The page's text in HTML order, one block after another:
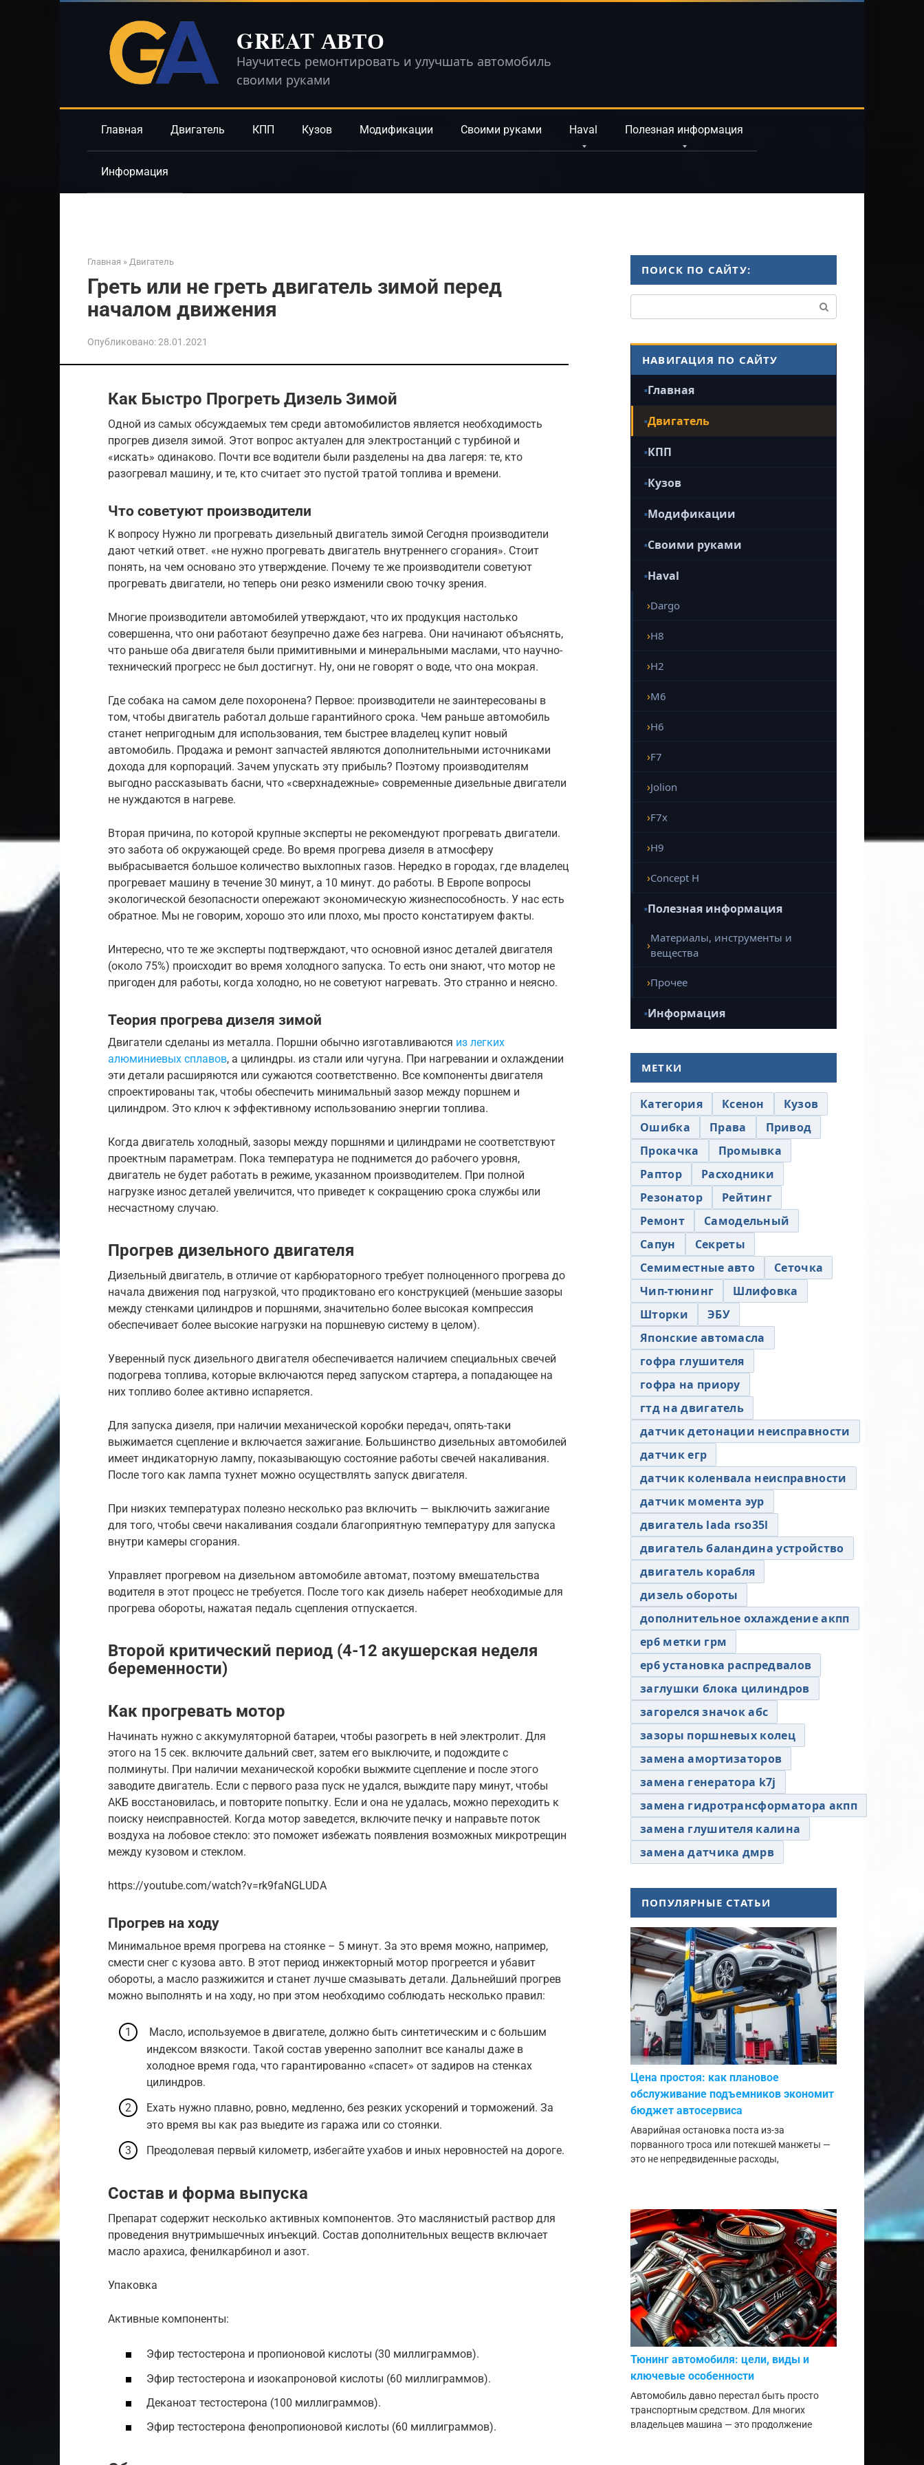
GREAT АВТО
Научитесь ремонтировать и улучшать автомобиль
своими руками
Главная Двигатель КПП Кузов Модификации Своими руками Haval Полезная информация
Информация
Главная » Двигатель
Греть или не греть двигатель зимой перед
началом движения
Опубликовано:28.01.2021
Как Быстро Прогреть Дизель Зимой
Одной из самых обсуждаемых тем среди автомобилистов является необходимость
прогрев дизеля зимой. Этот вопрос актуален для электростанций с турбиной и
«искать» одинаково. Почти все водители были разделены на два лагеря: те, кто
разогревал машину, и те, кто считает это пустой тратой топлива и времени.
Что советуют производители
К вопросу Нужно ли прогревать дизельный двигатель зимой Сегодня производители
дают четкий ответ. «не нужно прогревать двигатель внутреннего сгорания». Стоит
понять, на чем основано это утверждение. Почему те же производители советуют
прогревать двигатели, но теперь они резко изменили свою точку зрения.
Многие производители автомобилей утверждают, что их продукция настолько
совершенна, что они работают безупречно даже без нагрева. Они начинают объяснять,
что раньше оба двигателя были примитивными и минеральными маслами, что научно-
технический прогресс не был достигнут. Ну, они не говорят о воде, что она мокрая.
Где собака на самом деле похоронена? Первое: производители не заинтересованы в
том, чтобы двигатель работал дольше гарантийного срока. Чем раньше автомобиль
станет непригодным для использования, тем быстрее владелец купит новый
автомобиль. Продажа и ремонт запчастей являются дополнительными источниками
дохода для корпораций. Зачем упускать эту прибыль? Поэтому производителям
выгодно рассказывать басни, что «сверхнадежные» современные дизельные двигатели
не нуждаются в нагреве.
Вторая причина, по которой крупные эксперты не рекомендуют прогревать двигатели.
это забота об окружающей среде. Во время прогрева дизеля в атмосферу
выбрасывается большое количество выхлопных газов. Нередко в городах, где владелец
прогревает машину в течение 30 минут, а 10 минут. до работы. В Европе вопросы
экологической безопасности опережают экономическую жизнеспособность. У нас есть
обратное. Мы не говорим, хорошо это или плохо, мы просто констатируем факты.
Интересно, что те же эксперты подтверждают, что основной износ деталей двигателя
(около 75%) происходит во время холодного запуска. То есть они знают, что мотор не
пригоден для работы, когда холодно, но не советуют нагревать. Это странно и неясно.
Теория прогрева дизеля зимой
Двигатели сделаны из металла. Поршни обычно изготавливаются из легких
алюминиевых сплавов, а цилиндры. из стали или чугуна. При нагревании и охлаждении
эти детали расширяются или сужаются соответственно. Все компоненты двигателя
спроектированы так, чтобы обеспечить минимальный зазор между поршнем и
цилиндром. Это ключ к эффективному использованию энергии топлива.
Когда двигатель холодный, зазоры между поршнями и цилиндрами не соответствуют
проектным параметрам. Пока температура не поднимется до рабочего уровня,
двигатель не будет работать в режиме, указанном производителем. При полной
нагрузке износ деталей увеличится, что приведет к сокращению срока службы или
несчастному случаю.
Прогрев дизельного двигателя
Дизельный двигатель, в отличие от карбюраторного требует полноценного прогрева до
начала движения под нагрузкой, что продиктовано его конструкцией (меньшие зазоры
между стенками цилиндров и поршнями, значительно более высокая компрессия
обеспечивает более высокие нагрузки на поршневую систему в целом).
Уверенный пуск дизельного двигателя обеспечивается наличием специальных свечей
подогрева топлива, которые включаются перед запуском стартера, а попадающее на
них топливо более активно испаряется.
Для запуска дизеля, при наличии механической коробки передач, опять-таки
выжимается сцепление и включается зажигание. Большинство дизельных автомобилей
имеет индикаторную лампу, показывающую состояние работы свечей накаливания.
После того как лампа тухнет можно осуществлять запуск двигателя.
При низких температурах полезно несколько раз включить — выключить зажигание
для того, чтобы свечи накаливания создали благоприятную температуру для запуска
внутри камеры сгорания.
Управляет прогревом на дизельном автомобиле автомат, поэтому вмешательства
водителя в этот процесс не требуется. После того как дизель наберет необходимые для
прогрева обороты, нажатая педаль сцепления отпускается.
Второй критический период (4-12 акушерская неделя
беременности)
Как прогревать мотор
Начинать нужно с аккумуляторной батареи, чтобы разогреть в ней электролит. Для
этого на 15 сек. включите дальний свет, затем его выключите, и подождите с
полминуты. При наличии механической коробки выжмите сцепление и после этого
заводите двигатель. Если с первого раза пуск не удался, выждите пару минут, чтобы
АКБ восстановилась, и повторите попытку. Если и она не удалась, можно переходить к
поиску неисправностей. Когда мотор заведется, включите печку и направьте поток
воздуха на лобовое стекло: это поможет избежать появления возможных микротрещин
между кузовом и стеклом.
https://youtube.com/watch?v=rk9faNGLUDA
Прогрев на ходу
Минимальное время прогрева на стоянке – 5 минут. За это время можно, например,
смести снег с кузова авто. В этот период инжекторный мотор прогреется и убавит
обороты, а масло разжижится и станет лучше смазывать детали. Дальнейший прогрев
можно выполнять и на ходу, но при этом необходимо соблюдать несколько правил:
Масло, используемое в двигателе, должно быть синтетическим и с большим
индексом вязкости. Такой состав уверенно заполнит все каналы даже в
холодное время года, что гарантированно «спасет» от задиров на стенках
цилиндров.
Ехать нужно плавно, ровно, медленно, без резких ускорений и торможений. За
это время вы как раз выедите из гаража или со стоянки.
Преодолевая первый километр, избегайте ухабов и иных неровностей на дороге.
Состав и форма выпуска
Препарат содержит несколько активных компонентов. Это маслянистый раствор для
проведения внутримышечных инъекций. Состав дополнительных веществ включает
масло арахиса, фенилкарбинол и азот.
Упаковка
Активные компоненты:
Эфир тестостерона и пропионовой кислоты (30 миллиграммов).
Эфир тестостерона и изокапроновой кислоты (60 миллиграммов).
Деканоат тестостерона (100 миллиграммов).
Эфир тестостерона фенопропионовой кислоты (60 миллиграммов).
ПОИСК ПО САЙТУ:
НАВИГАЦИЯ ПО САЙТУ
Главная
Двигатель
КПП
Кузов
Модификации
Своими руками
Haval
Dargo
H8
H2
M6
H6
F7
Jolion
F7x
H9
Concept H
Полезная информация
Материалы, инструменты и
вещества
Прочее
Информация
МЕТКИ
Категория Ксенон
Кузов
Ошибка
Права
Привод
Прокачка
Промывка
Раптор
Расходники
Резонатор
Рейтинг
Ремонт
Самодельный
Сапун
Секреты
Семиместные авто
Сеточка
Чип-тюнинг
Шлифовка
Шторки
ЭБУ
Японские автомасла
гофра глушителя
гофра на приору
гтд на двигатель
датчик детонации неисправности
датчик егр
датчик коленвала неисправности
датчик момента эур
двигатель lada rso35l
двигатель баландина устройство
двигатель корабля
дизель обороты
дополнительное охлаждение акпп
ер6 метки грм
ер6 установка распредвалов
заглушки блока цилиндров
загорелся значок абс
зазоры поршневых колец
замена амортизаторов
замена генератора k7j
замена гидротрансформатора акпп
замена глушителя калина
замена датчика дмрв
ПОПУЛЯРНЫЕ СТАТЬИ
Цена простоя: как плановое
обслуживание подъемников экономит
бюджет автосервиса
Аварийная остановка поста из-за
порванного троса или потекшей манжеты —
это не непредвиденные расходы,
Тюнинг автомобиля: цели, виды и
ключевые особенности
Автомобиль давно перестал быть просто
транспортным средством. Для многих
владельцев машина — это продолжение